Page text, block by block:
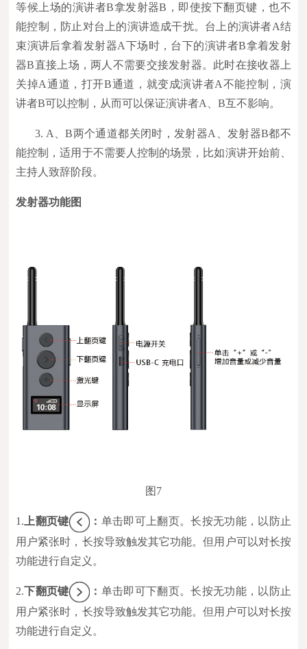
等候上场的演讲者B拿发射器B，即使按下翻页键，也不
能控制，防止对台上的演讲造成干扰。台上的演讲者A结
束演讲后拿着发射器A下场时，台下的演讲者B拿着发射
器B直接上场，两人不需要交接发射器。此时在接收器上
关掉A通道，打开B通道，就变成演讲者A不能控制，演
讲者B可以控制，从而可以保证演讲者A、B互不影响。
3. A、B两个通道都关闭时，发射器A、发射器B都不
能控制，适用于不需要人控制的场景，比如演讲开始前、
主持人致辞阶段。
发射器功能图
图7
1.上翻页键 ： 单击即可上翻页。长按无功能，以防止
用户紧张时，长按导致触发其它功能。但用户可以对长按
功能进行自定义。
2. 下翻页键 ： 单击即可下翻页。长按无功能，以防止
用户紧张时，长按导致触发其它功能。但用户可以对长按
功能进行自定义。